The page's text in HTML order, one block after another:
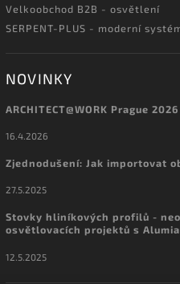
Velkoobchod B2B - osvětlení
SERPENT-PLUS - moderní
NOVINKY
ARCHITECT@WORK Prague
16.4.2026
Zjednodušení: Jak importovat
27.5.2025
Stovky hliníkových profilů -
osvětlovacích projektů s Alumia
12.5.2025